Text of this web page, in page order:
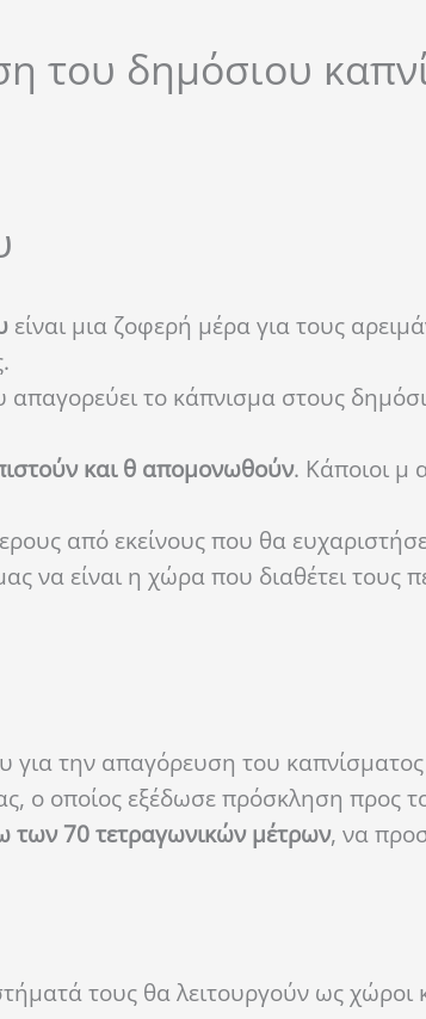
του δημόσιου
είναι μια ζοφερή μέρα για τους
το κάπνισμα στους
και θ απομονωθούν. Κάποιοι μ
από εκείνους που θα
να είναι η χώρα που διαθέτει τους
την απαγόρευση του καπνίσματος
ο οποίος εξέδωσε πρόσκληση προς
των 70 τετραγωνικών μέτρων, να
τους θα λειτουργούν ως χώροι